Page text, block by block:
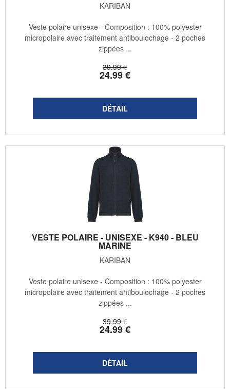
KARIBAN
39.99 €
24.99€
Veste polaire unisexe - Composition : 100% polyester
micropolaire avec traitement antiboulochage - 2 poches
zippées ...
VESTE POLAIRE - UNISEXE - K940 - BLEU
MARINE
KARIBAN
39.99 €
24.99€
Veste polaire unisexe - Composition : 100% polyester
micropolaire avec traitement antiboulochage - 2 poches
zippées ...